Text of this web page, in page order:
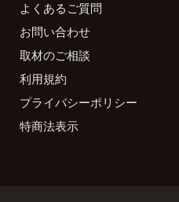
よくあるご質問
お問い合わせ
取材のご相談
利用規約
プライバシーポリシー
特商法表示